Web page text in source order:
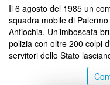
Il 6 agosto del 1985 un
squadra mobile di
Antiochia. Un’imboscata
polizia con oltre 200 colpi
servitori dello Stato